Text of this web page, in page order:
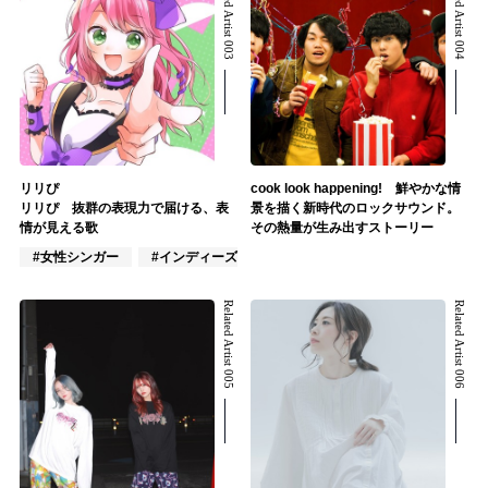
リリぴ
リリぴ 抜群の表現力で届ける、表
情が見える歌
#女性シンガー
#インディーズ
cook look happening! 鮮やかな情
景を描く新時代のロックサウンド。
その熱量が生み出すストーリー
Related Artist 005 Related Artist 006